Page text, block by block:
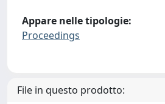
Appare nelle tipologie:
Proceedings
File in questo prodotto: